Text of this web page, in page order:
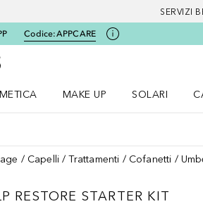
SERVIZI
Codice:APPCARE
A Douglas Home
MAKE UP
SOLARI
Capelli Trattamenti Cofanetti
RESTORE STARTER KIT